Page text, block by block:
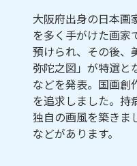
大阪府出身の日本画
を多く手がけた画家
預けられ、その後、
弥陀之図」が特選と
などを発表。国画創
を追求しました。持
独自の画風を築きま
などがあります。